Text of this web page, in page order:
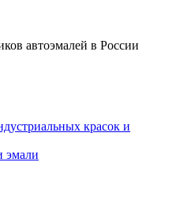
автоэмалей в России
красок и
эмали